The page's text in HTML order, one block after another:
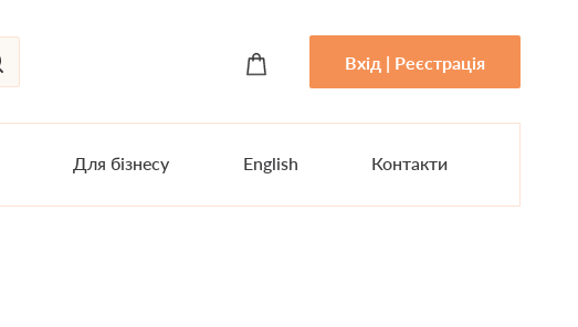
Вхід | Реєстрація
Для бізнесу English Контакти